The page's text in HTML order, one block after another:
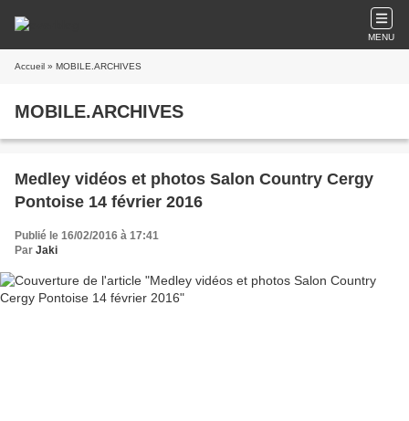
MENU
Accueil » MOBILE.ARCHIVES
MOBILE.ARCHIVES
Medley vidéos et photos Salon Country Cergy
Pontoise 14 février 2016
Publié le 16/02/2016 à 17:41
Par Jaki